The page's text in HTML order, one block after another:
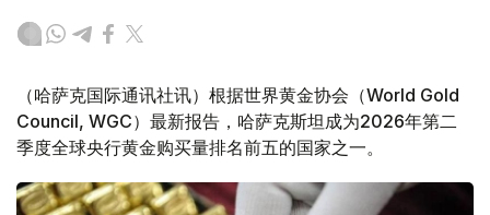
（哈萨克国际通讯社讯）根据世界黄金协会（World Gold
Council, WGC）最新报告，哈萨克斯坦成为2026年第二
季度全球央行黄金购买量排名前五的国家之一。